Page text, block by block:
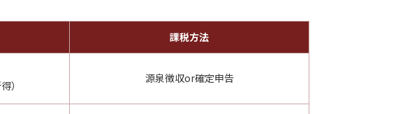
課税方法
）
源泉徴収or確定申告